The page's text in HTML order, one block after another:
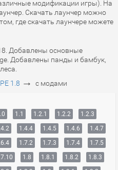
модификации игры). На
Скачать лаунчер можно
где скачать лаунчере можете
Добавлены основные
Добавлены панды и бамбук,
1.8 → с модами
1.1 1.2.1 1.2.2
1.2.3
1.4.4 1.4.5 1.4.6
1.4.7
1.7.2 1.7.3 1.7.4
1.7.5
1.8 1.8.1 1.8.2
1.8.3